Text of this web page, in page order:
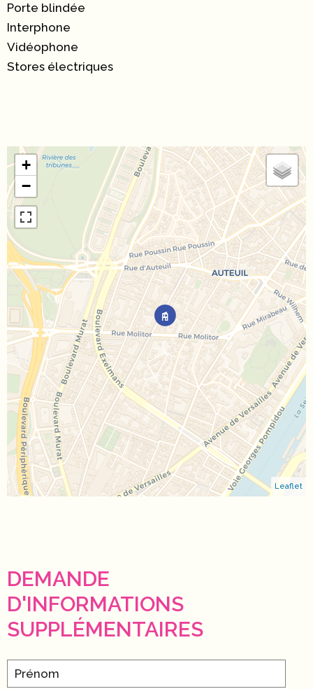
Porte blindée
Interphone
Vidéophone
Stores électriques
+
−
Leaflet
DEMANDE
D'INFORMATIONS
SUPPLÉMENTAIRES